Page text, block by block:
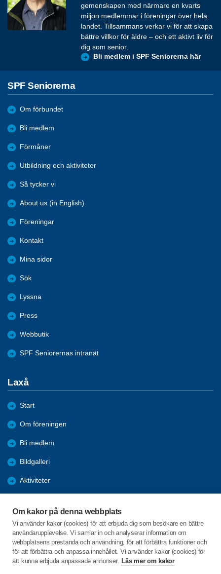
Om kakor på denna webbplats
Vi använder kakor (cookies) för att erbjuda dig som besökare en bättre
användarupplevelse. Vi samlar in och analyserar information om
webbplatsens prestanda och användning, för att förbättra funktioner och
för att förbättra och anpassa innehållet. Vi använder kakor (cookies) för
att kunna erbjuda anpassade annonser. Läs mer om kakor
gemenskapen med närmare en kvarts
miljon medlemmar i föreningar över hela
landet. Tillsammans verkar vi för att skapa
bättre villkor för äldre – och ett aktivt liv för
dig som senior.
Bli medlem i SPF Seniorerna här
SPF Seniorerna
Om förbundet
Bli medlem
Förmåner
Utbildning och aktiviteter
Så tycker vi
About us (in English)
Föreningar
Kontakt
Mina sidor
Sök
Lyssna
Press
Webbutik
SPF Seniorernas intranät
Laxå
Start
Om föreningen
Bli medlem
Bildgalleri
Aktiviteter
Förmåner
Digital hjälp
C/o:Göran Palmqvist